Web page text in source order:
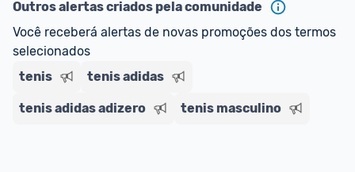
Entrega Expressa: A partir de 2 dias úteis.*
*Confira aqui
Outros alertas criados pela comunidade
Você receberá alertas de novas promoções dos termos
selecionados
tenis
tenis adidas
tenis adidas adizero tenis masculino